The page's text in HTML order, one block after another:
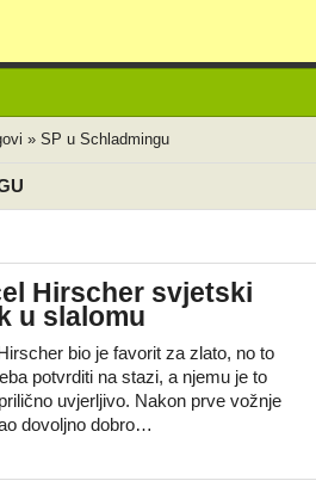
» SP u Schladmingu
Hirscher svjetski
u slalomu
bio je favorit za zlato, no to
potvrditi na stazi, a njemu je to
uvjerljivo. Nakon prve vožnje
dovoljno dobro…